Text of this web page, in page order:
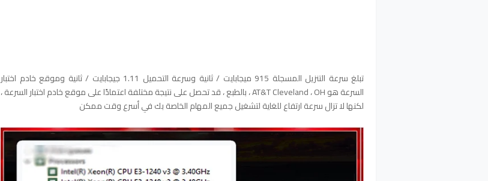
تبلغ سرعة التنزيل المسجلة 915 ميجابايت / ثانية وسرعة التحميل 1.11 جيجابايت / ثانية وموقع خادم اختبار
السرعة هو AT&T Cleveland ، OH ، بالطبع ، قد تحصل على نتيجة مختلفة اعتمادًا على موقع خادم اختبار السرعة ،
لكنها لا تزال سرعة ارتفاع للغاية لتشغيل جميع المهام الخاصة بك في أسرع وقت ممكن